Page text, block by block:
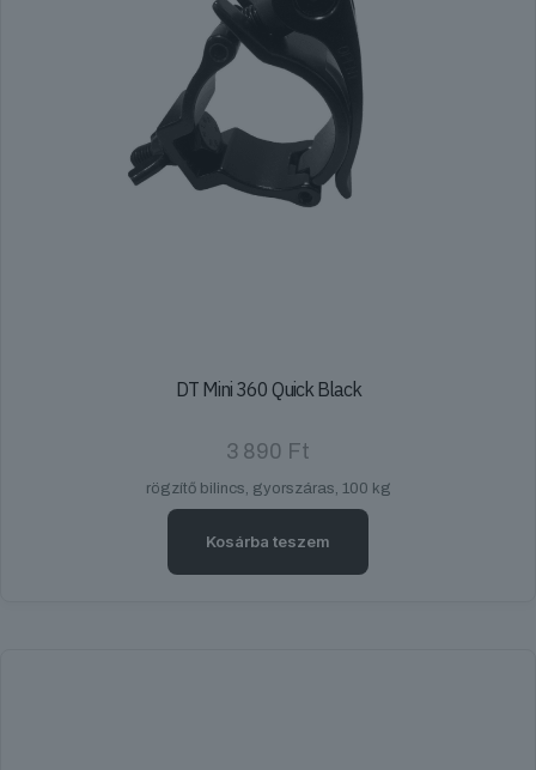
DT Mini 360 Quick Black
3 890 Ft
rögzítő bilincs, gyorszáras, 100 kg
Kosárba teszem